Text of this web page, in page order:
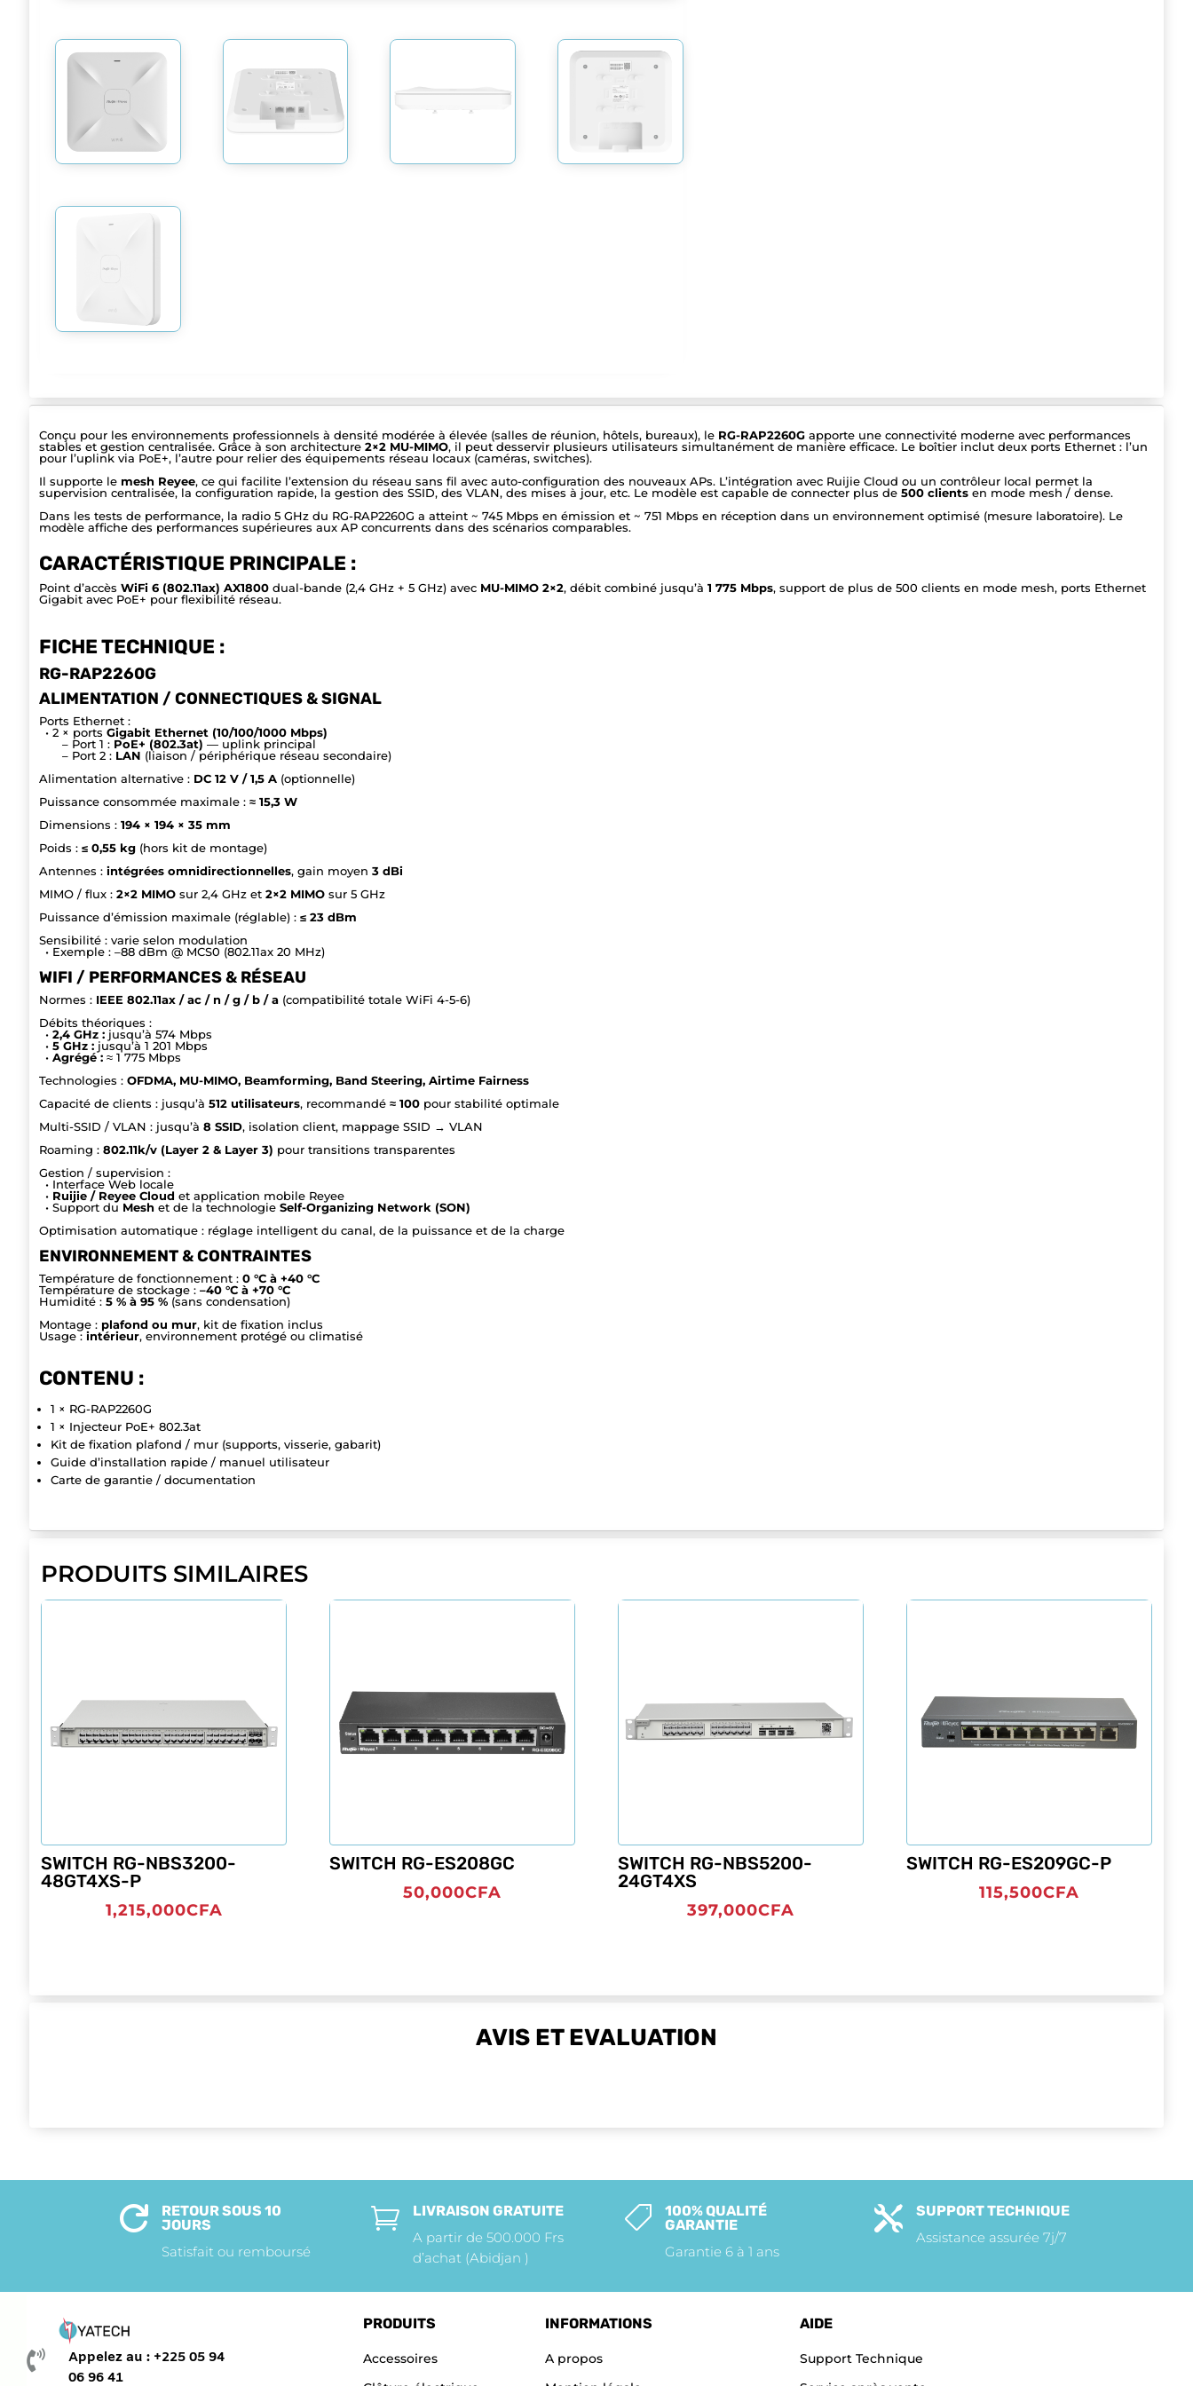
Conçu pour les environnements professionnels à densité modérée à élevée (salles de réunion, hôtels, bureaux), le RG-RAP2260G apporte une connectivité moderne avec performances
stables et gestion centralisée. Grâce à son architecture 2×2 MU-MIMO, il peut desservir plusieurs utilisateurs simultanément de manière efficace. Le boîtier inclut deux ports Ethernet : l’un
pour l’uplink via PoE+, l’autre pour relier des équipements réseau locaux (caméras, switches).
Il supporte le mesh Reyee, ce qui facilite l’extension du réseau sans fil avec auto-configuration des nouveaux APs. L’intégration avec Ruijie Cloud ou un contrôleur local permet la
supervision centralisée, la configuration rapide, la gestion des SSID, des VLAN, des mises à jour, etc. Le modèle est capable de connecter plus de 500 clients en mode mesh / dense.
Dans les tests de performance, la radio 5 GHz du RG-RAP2260G a atteint ~ 745 Mbps en émission et ~ 751 Mbps en réception dans un environnement optimisé (mesure laboratoire). Le
modèle affiche des performances supérieures aux AP concurrents dans des scénarios comparables.
CARACTÉRISTIQUE PRINCIPALE :
Point d’accès WiFi 6 (802.11ax) AX1800 dual-bande (2,4 GHz + 5 GHz) avec MU-MIMO 2×2, débit combiné jusqu’à 1 775 Mbps, support de plus de 500 clients en mode mesh, ports Ethernet
Gigabit avec PoE+ pour flexibilité réseau.
FICHE TECHNIQUE :
RG-RAP2260G
ALIMENTATION / CONNECTIQUES & SIGNAL
Ports Ethernet :
• 2 × ports Gigabit Ethernet (10/100/1000 Mbps)
– Port 1 : PoE+ (802.3at) — uplink principal
– Port 2 : LAN (liaison / périphérique réseau secondaire)
Alimentation alternative : DC 12 V / 1,5 A (optionnelle)
Puissance consommée maximale : ≈ 15,3 W
Dimensions : 194 × 194 × 35 mm
Poids : ≤ 0,55 kg (hors kit de montage)
Antennes : intégrées omnidirectionnelles, gain moyen 3 dBi
MIMO / flux : 2×2 MIMO sur 2,4 GHz et 2×2 MIMO sur 5 GHz
Puissance d’émission maximale (réglable) : ≤ 23 dBm
Sensibilité : varie selon modulation
• Exemple : –88 dBm @ MCS0 (802.11ax 20 MHz)
WIFI / PERFORMANCES & RÉSEAU
Normes : IEEE 802.11ax / ac / n / g / b / a (compatibilité totale WiFi 4-5-6)
Débits théoriques :
• 2,4 GHz : jusqu’à 574 Mbps
• 5 GHz : jusqu’à 1 201 Mbps
• Agrégé : ≈ 1 775 Mbps
Technologies : OFDMA, MU-MIMO, Beamforming, Band Steering, Airtime Fairness
Capacité de clients : jusqu’à 512 utilisateurs, recommandé ≈ 100 pour stabilité optimale
Multi-SSID / VLAN : jusqu’à 8 SSID, isolation client, mappage SSID → VLAN
Roaming : 802.11k/v (Layer 2 & Layer 3) pour transitions transparentes
Gestion / supervision :
• Interface Web locale
• Ruijie / Reyee Cloud et application mobile Reyee
• Support du Mesh et de la technologie Self-Organizing Network (SON)
Optimisation automatique : réglage intelligent du canal, de la puissance et de la charge
ENVIRONNEMENT & CONTRAINTES
Température de fonctionnement : 0 °C à +40 °C
Température de stockage : –40 °C à +70 °C
Humidité : 5 % à 95 % (sans condensation)
Montage : plafond ou mur, kit de fixation inclus
Usage : intérieur, environnement protégé ou climatisé
CONTENU :
1 × RG-RAP2260G
1 × Injecteur PoE+ 802.3at
Kit de fixation plafond / mur (supports, visserie, gabarit)
Guide d’installation rapide / manuel utilisateur
Carte de garantie / documentation
PRODUITS SIMILAIRES
SWITCH RG-NBS3200-
48GT4XS-P
1,215,000CFA
SWITCH RG-ES208GC
50,000CFA
SWITCH RG-NBS5200-
24GT4XS
397,000CFA
SWITCH RG-ES209GC-P
115,500CFA
AVIS ET EVALUATION

RETOUR SOUS 10
JOURS
Satisfait ou remboursé

LIVRAISON GRATUITE
A partir de 500.000 Frs
d’achat (Abidjan )

100% QUALITÉ
GARANTIE
Garantie 6 à 1 ans

SUPPORT TECHNIQUE
Assistance assurée 7j/7

Appelez au : +225 05 94
06 96 41
PRODUITS
Accessoires
INFORMATIONS
A propos
AIDE
Support Technique